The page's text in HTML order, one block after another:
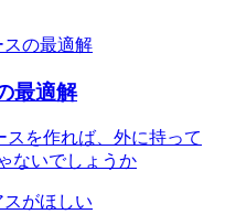
最適解
スを作れば、外に持って
ないでしょうか